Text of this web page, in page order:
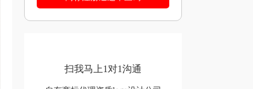
扫我马上1对1沟通